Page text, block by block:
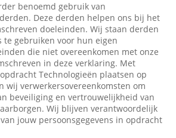
benoemd gebruik van
Deze derden helpen ons bij het
doeleinden. Wij staan derden
te gebruiken voor hun eigen
die niet overeenkomen met onze
in deze verklaring. Met
Technologieën plaatsen op
wij verwerkersovereenkomsten om
beveiliging en vertrouwelijkheid van
Wij blijven verantwoordelijk
jouw persoonsgegevens in opdracht